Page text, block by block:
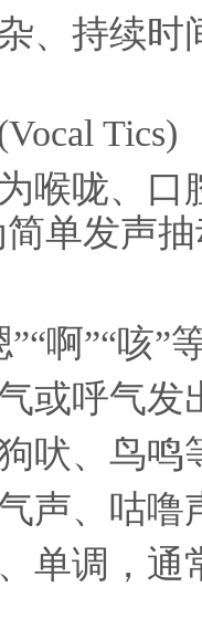
、持续
Tics)
喉咙、
单发声
啊”“咳”
或呼气发
吠、鸟鸣
声、咕噜
单调，通